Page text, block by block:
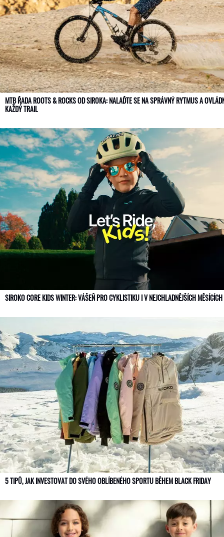
MTB ŘADA ROOTS & ROCKS OD SIROKA: NALAĎTE SE NA SPRÁVNÝ RYTMUS A
KAŽDÝ TRAIL
SIROKO CORE KIDS WINTER: VÁŠEŇ PRO CYKLISTIKU I V NEJCHLADNĚJŠÍCH
5 TIPŮ, JAK INVESTOVAT DO SVÉHO OBLÍBENÉHO SPORTU BĚHEM BLACK FRIDAY